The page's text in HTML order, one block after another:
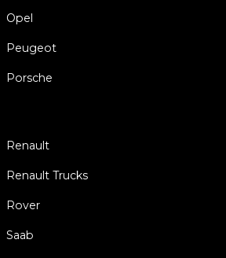
Opel
Peugeot
Porsche
Renault
Renault Trucks
Rover
Saab